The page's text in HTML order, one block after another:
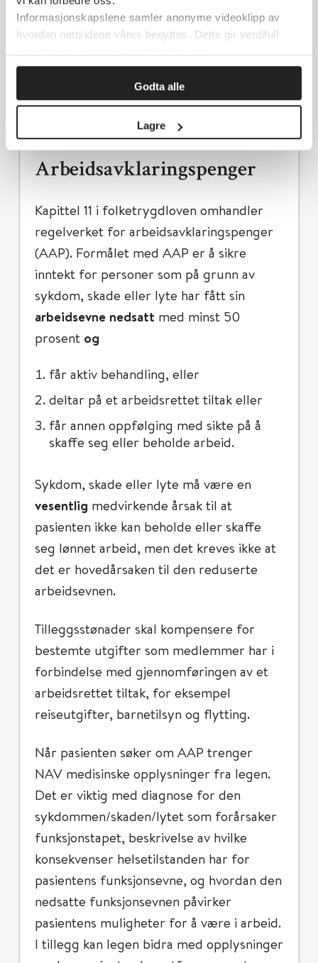
Informasjonskapslene samler anonyme videoklipp av
hvordan nettsidene våres benyttes. Dette gir verdifull
Godta alle
Lagre
hjelpemidler, brystproteser, proteser til
ansiktsdefekter og øye, samt parykker.
NAV trenger erklæring fra fastlege eller
spesialist for å fatte vedtak om rett til
Arbeidsavklaringspenger
Kapittel 11 i folketrygdloven omhandler
regelverket for arbeidsavklaringspenger
(AAP). Formålet med AAP er å sikre
inntekt for personer som på grunn av
sykdom, skade eller lyte har fått sin
arbeidsevne nedsatt med minst 50
prosent og
får aktiv behandling, eller
deltar på et arbeidsrettet tiltak eller
får annen oppfølging med sikte på å
skaffe seg eller beholde arbeid.
Sykdom, skade eller lyte må være en
vesentlig medvirkende årsak til at
pasienten ikke kan beholde eller skaffe
seg lønnet arbeid, men det kreves ikke at
det er hovedårsaken til den reduserte
arbeidsevnen.
Tilleggsstønader skal kompensere for
bestemte utgifter som medlemmer har i
forbindelse med gjennomføringen av et
arbeidsrettet tiltak, for eksempel
reiseutgifter, barnetilsyn og flytting.
Når pasienten søker om AAP trenger
NAV medisinske opplysninger fra legen.
Det er viktig med diagnose for den
sykdommen/skaden/lytet som forårsaker
funksjonstapet, beskrivelse av hvilke
konsekvenser helsetilstanden har for
pasientens funksjonsevne, og hvordan den
nedsatte funksjonsevnen påvirker
pasientens muligheter for å være i arbeid.
I tillegg kan legen bidra med opplysninger